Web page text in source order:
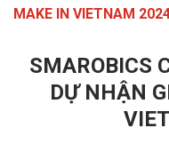
MAKE IN VIETNAM
SMAROBICS
DỰ NHẬN